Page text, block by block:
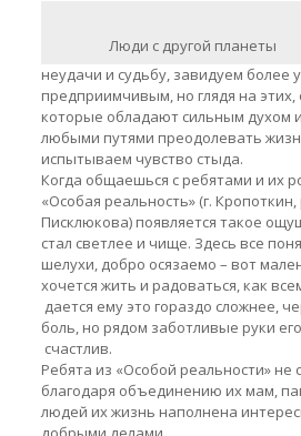
Люди с другой планеты
неудачи и судьбу, завидуем более
предприимчивым, но глядя на
которые обладают сильным духом
любыми путями преодолевать
испытываем чувство стыда.
Когда общаешься с ребятами и их
«Особая реальность» (г.
Писклюкова) появляется такое
стал светлее и чище. Здесь все
шелухи, добро осязаемо – вот
хочется жить и радоваться, как
дается ему это гораздо сложнее,
боль, но рядом заботливые руки
счастлив.
Ребята из «Особой реальности» не
благодаря объединению их мам,
людей их жизнь наполнена